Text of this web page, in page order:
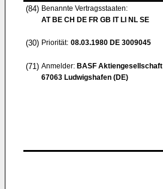
(84) Benannte Vertragsstaaten:
AT BE CH DE FR GB IT LI NL SE
(30) Priorität: 08.03.1980 DE 3009045
(71) Anmelder: BASF Aktiengesellschaft
67063 Ludwigshafen (DE)